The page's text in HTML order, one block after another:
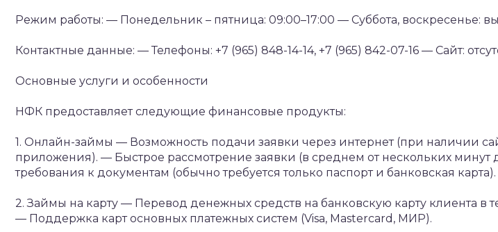
Режим работы: — Понедельник – пятница: 09:00–17:00 — Суббота, воскресенье:
Контактные данные: — Телефоны: +7 (965) 848-14-14, +7 (965) 842-07-16 — Сайт:
Основные услуги и особенности
НФК предоставляет следующие финансовые продукты:
1. Онлайн-займы — Возможность подачи заявки через интернет (при наличии
приложения). — Быстрое рассмотрение заявки (в среднем от нескольких минут
требования к документам (обычно требуется только паспорт и банковская карта).
2. Займы на карту — Перевод денежных средств на банковскую карту клиента в
— Поддержка карт основных платежных систем (Visa, Mastercard, МИР).